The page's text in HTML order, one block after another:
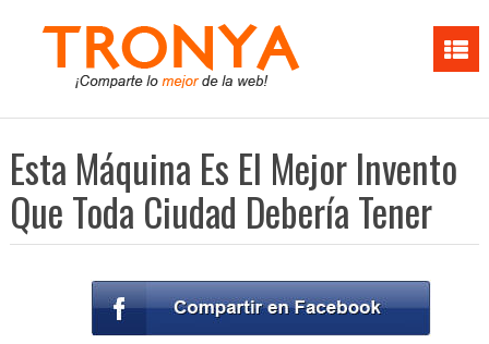
Esta Máquina Es El Mejor Invento
Que Toda Ciudad Debería Tener